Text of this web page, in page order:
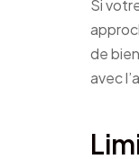
Si
de
avec